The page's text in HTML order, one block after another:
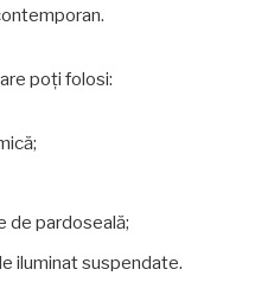
poți folosi:
de pardoseală;
iluminat suspendate.